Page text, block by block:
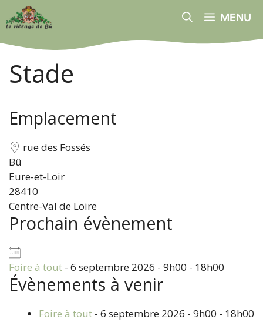
au
MENU
Stade
Emplacement
rue des Fossés
Bû
Eure-et-Loir
28410
Centre-Val de Loire
Prochain évènement
Foire à tout - 6 septembre 2026 - 9h00 - 18h00
Évènements à venir
Foire à tout - 6 septembre 2026 - 9h00 - 18h00